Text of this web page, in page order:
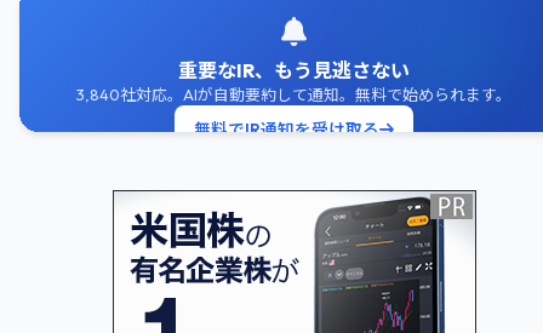
重要なIR、もう見逃さない
3,840社対応。AIが自動要約して通知。無料で始められます。
無料でIR通知を受け取る